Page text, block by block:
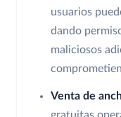
usuarios
dando
maliciosos
Venta de